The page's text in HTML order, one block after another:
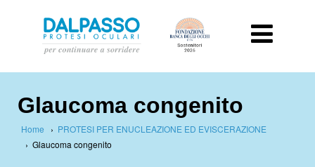
Glaucoma congenito
Home › PROTESI PER ENUCLEAZIONE ED EVISCERAZIONE
› Glaucoma congenito